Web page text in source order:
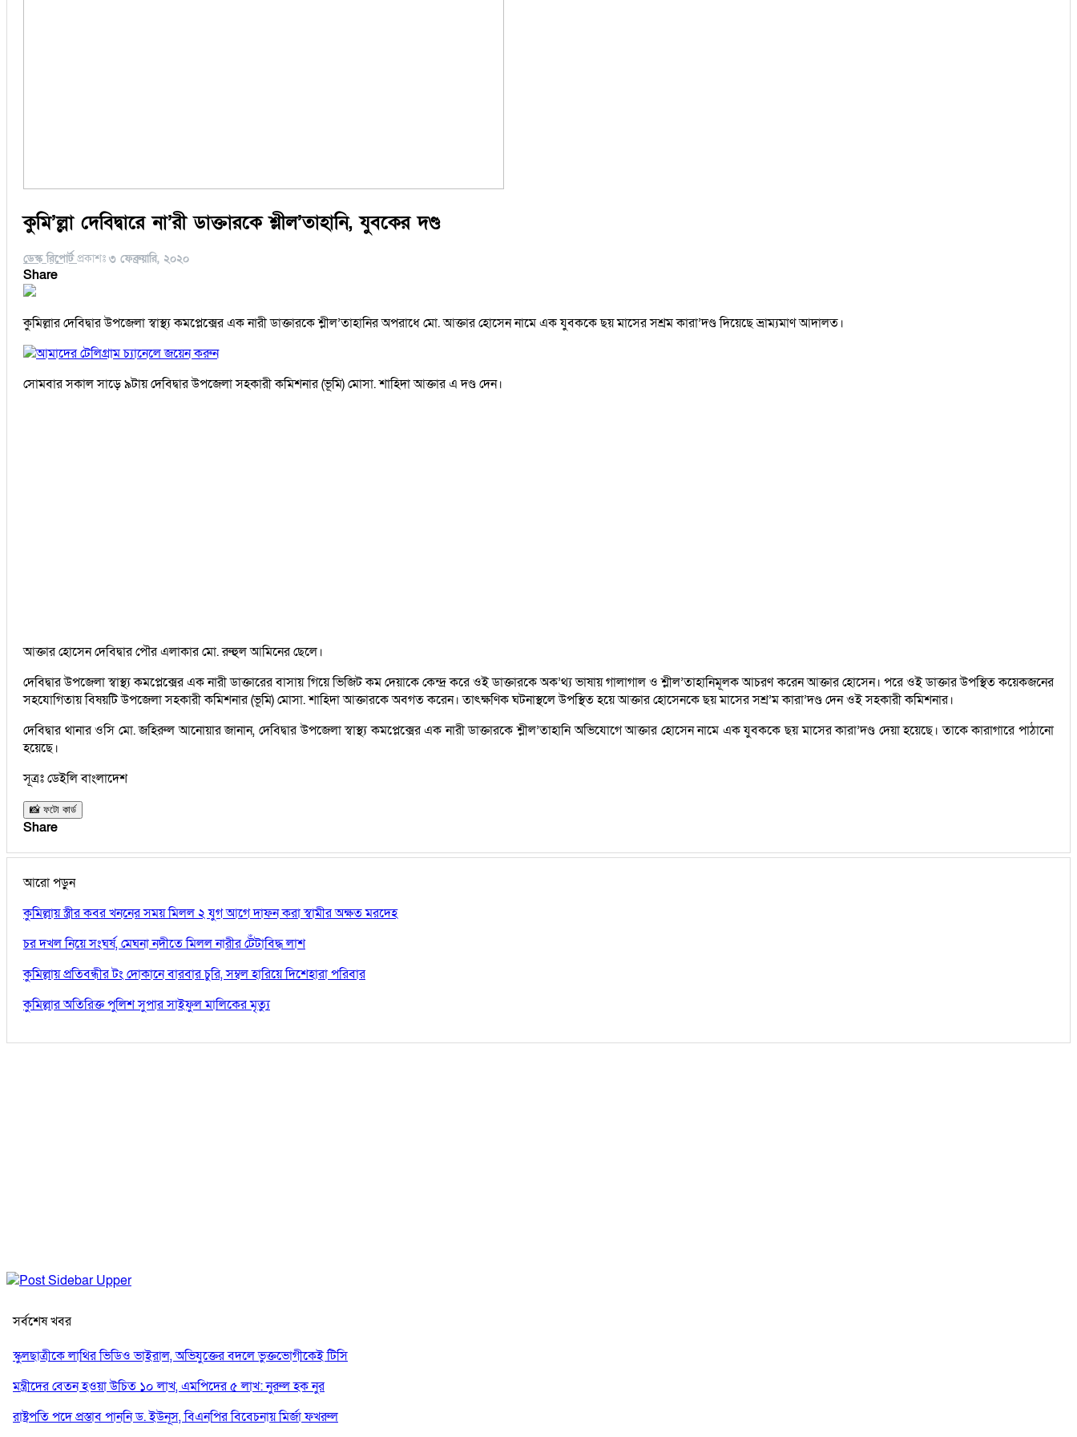
কুমি’ল্লা দেবিদ্বারে না’রী ডাক্তারকে শ্লীল’তাহানি, যুবকের দণ্ড
ডেস্ক রিপোর্ট প্রকাশঃ ৩ ফেব্রুয়ারি, ২০২০
Share
কুমিল্লার দেবিদ্বার উপজেলা স্বাস্থ্য কমপ্লেক্সের এক নারী ডাক্তারকে শ্লীল’তাহানির অপরাধে মো. আক্তার হোসেন নামে এক যুবককে ছয় মাসের সশ্রম কারা’দণ্ড দিয়েছে ভ্রাম্যমাণ আদালত।
আমাদের টেলিগ্রাম চ্যানেলে জয়েন করুন
সোমবার সকাল সাড়ে ৯টায় দেবিদ্বার উপজেলা সহকারী কমিশনার (ভূমি) মোসা. শাহিদা আক্তার এ দণ্ড দেন।
আক্তার হোসেন দেবিদ্বার পৌর এলাকার মো. রুহুল আমিনের ছেলে।
দেবিদ্বার উপজেলা স্বাস্থ্য কমপ্লেক্সের এক নারী ডাক্তারের বাসায় গিয়ে ভিজিট কম দেয়াকে কেন্দ্র করে ওই ডাক্তারকে অক’থ্য ভাষায় গালাগাল ও শ্লীল’তাহানিমূলক আচরণ করেন আক্তার হোসেন। পরে ওই ডাক্তার উপস্থিত কয়েকজনের
সহযোগিতায় বিষয়টি উপজেলা সহকারী কমিশনার (ভূমি) মোসা. শাহিদা আক্তারকে অবগত করেন। তাৎক্ষণিক ঘটনাস্থলে উপস্থিত হয়ে আক্তার হোসেনকে ছয় মাসের সশ্র’ম কারা’দণ্ড দেন ওই সহকারী কমিশনার।
দেবিদ্বার থানার ওসি মো. জহিরুল আনোয়ার জানান, দেবিদ্বার উপজেলা স্বাস্থ্য কমপ্লেক্সের এক নারী ডাক্তারকে শ্লীল’তাহানি অভিযোগে আক্তার হোসেন নামে এক যুবককে ছয় মাসের কারা’দণ্ড দেয়া হয়েছে। তাকে কারাগারে পাঠানো
হয়েছে।
সূত্রঃ ডেইলি বাংলাদেশ
📸 ফটো কার্ড
Share
আরো পড়ুন
কুমিল্লায় স্ত্রীর কবর খননের সময় মিলল ২ যুগ আগে দাফন করা স্বামীর অক্ষত মরদেহ
চর দখল নিয়ে সংঘর্ষ, মেঘনা নদীতে মিলল নারীর টেঁটাবিদ্ধ লাশ
কুমিল্লায় প্রতিবন্ধীর টং দোকানে বারবার চুরি, সম্বল হারিয়ে দিশেহারা পরিবার
কুমিল্লার অতিরিক্ত পুলিশ সুপার সাইফুল মালিকের মৃত্যু
সর্বশেষ খবর
স্কুলছাত্রীকে লাথির ভিডিও ভাইরাল, অভিযুক্তের বদলে ভুক্তভোগীকেই টিসি
মন্ত্রীদের বেতন হওয়া উচিত ১০ লাখ, এমপিদের ৫ লাখ: নুরুল হক নুর
রাষ্ট্রপতি পদে প্রস্তাব পাননি ড. ইউনূস, বিএনপির বিবেচনায় মির্জা ফখরুল